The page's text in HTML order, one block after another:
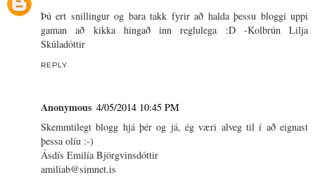
Þú ert snillingur og bara takk fyrir að halda þessu bloggi uppi
gaman að kikka hingað inn reglulega :D -Kolbrún Lilja
Skúladóttir
REPLY
Anonymous 4/05/2014 10:45 PM
Skemmtilegt blogg hjá þér og já, ég væri alveg til í að eignast
þessa olíu :-)
Ásdís Emilía Björgvinsdóttir
amiliab@simnet.is